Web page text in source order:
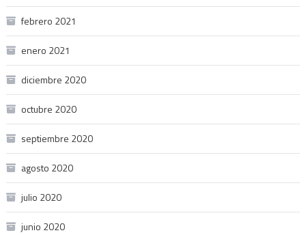
febrero 2021
enero 2021
diciembre 2020
octubre 2020
septiembre 2020
agosto 2020
julio 2020
junio 2020